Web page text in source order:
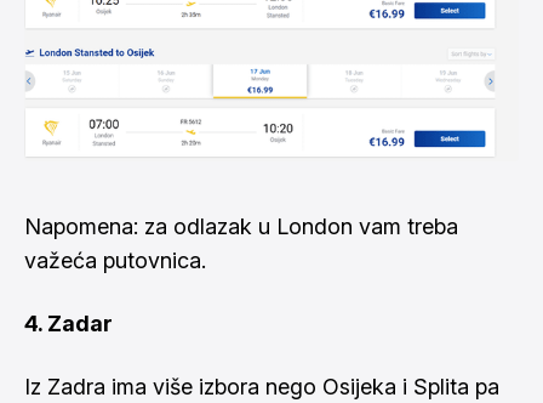
Napomena: za odlazak u London vam treba
važeća putovnica.
4. Zadar
Iz Zadra ima više izbora nego Osijeka i Splita pa